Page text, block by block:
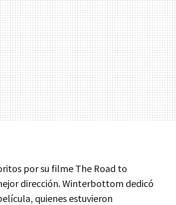
por su filme The Road to
dirección. Winterbottom dedicó
quienes estuvieron